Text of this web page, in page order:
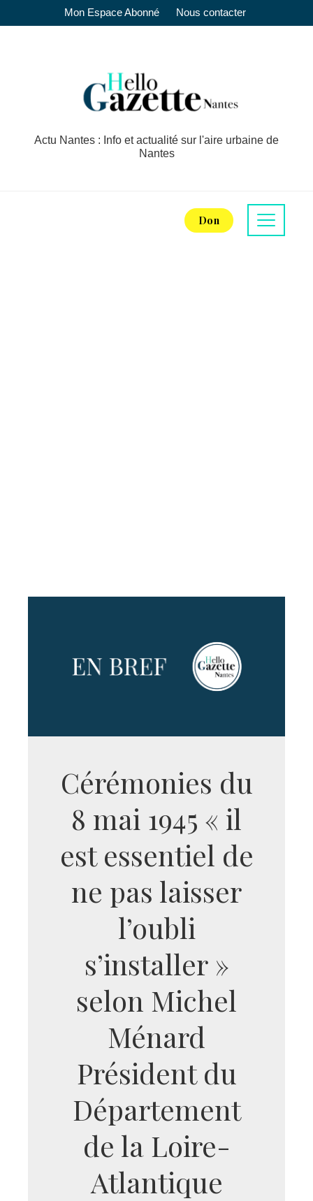
Mon Espace Abonné Nous contacter
Actu Nantes : Info et actualité sur l'aire urbaine de
Nantes
Don
Cérémonies du
8 mai 1945 « il
est essentiel de
ne pas laisser
l’oubli
s’installer »
selon Michel
Ménard
Président du
Département
de la Loire-
Atlantique